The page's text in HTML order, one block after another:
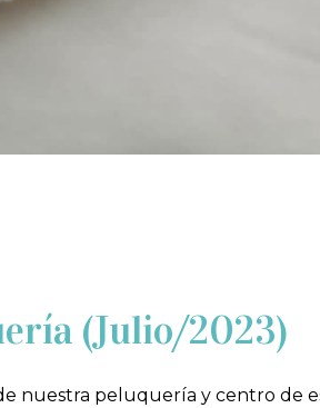
(Julio/2023)
nuestra peluquería y centro de